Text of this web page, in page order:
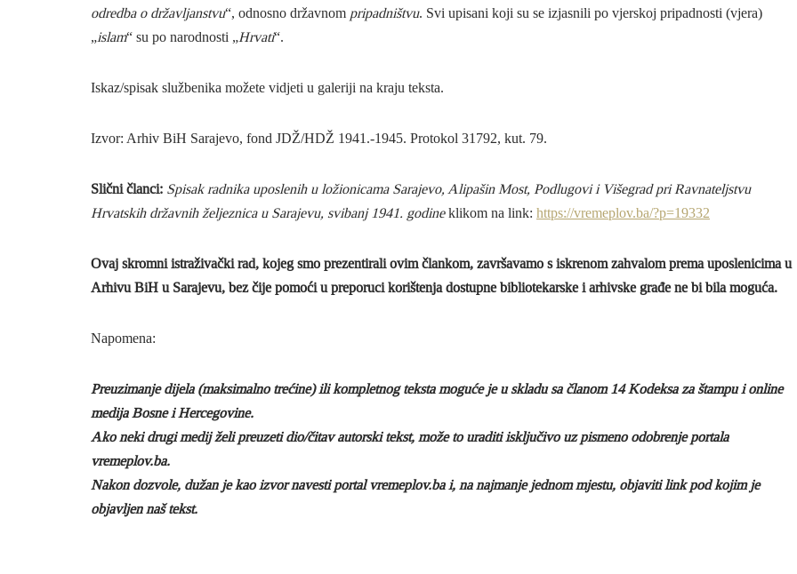
odredba o državljanstvu“, odnosno državnom pripadništvu. Svi upisani koji su se izjasnili po vjerskoj pripadnosti (vjera)
„islam“ su po narodnosti „Hrvati“.
Iskaz/spisak službenika možete vidjeti u galeriji na kraju teksta.
Izvor: Arhiv BiH Sarajevo, fond JDŽ/HDŽ 1941.-1945. Protokol 31792, kut. 79.
Slični članci: Spisak radnika uposlenih u ložionicama Sarajevo, Alipašin Most, Podlugovi i Višegrad pri Ravnateljstvu
Hrvatskih državnih željeznica u Sarajevu, svibanj 1941. godineklikom na link: https://vremeplov.ba/?p=19332
Ovaj skromni istraživački rad, kojeg smo prezentirali ovim člankom, završavamo s iskrenom zahvalom prema uposlenicima u
Arhivu BiH u Sarajevu, bez čije pomoći u preporuci korištenja dostupne bibliotekarske i arhivske građe ne bi bila moguća.
Napomena:
Preuzimanje dijela (maksimalno trećine) ili kompletnog teksta moguće je u skladu sa članom 14 Kodeksa za štampu i online
medija Bosne i Hercegovine.
Ako neki drugi medij želi preuzeti dio/čitav autorski tekst, može to uraditi isključivo uz pismeno odobrenje portala
vremeplov.ba.
Nakon dozvole, dužan je kao izvor navesti portal vremeplov.ba i, na najmanje jednom mjestu, objaviti link pod kojim je
objavljen naš tekst.